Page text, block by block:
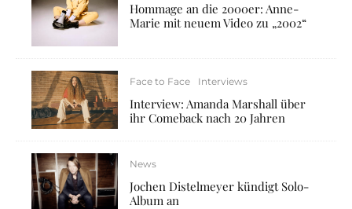
Hommage an die 2000er: Anne-
Marie mit neuem Video zu „2002“
Face to Face Interviews
Interview: Amanda Marshall über
ihr Comeback nach 20 Jahren
News
Jochen Distelmeyer kündigt Solo-
Album an